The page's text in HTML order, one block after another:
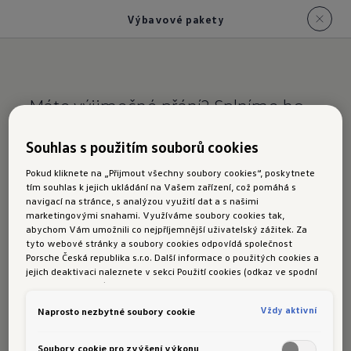
Výbavové pakety
Máte výjimečné přání? Splníme ho
Výbavové pakety
S volitelnou výbavou anašimi volitelnými
výbavovými pakety si budete užívat ještě více
Designový paket Black Style (pro varianty
Souhlas s použitím souborů cookies
Pokud kliknete na „Přijmout všechny soubory cookies“, poskytnete
tím souhlas k jejich ukládání na Vašem zařízení, což pomáhá s
navigací na stránce, s analýzou využití dat a s našimi
marketingovými snahami. Využíváme soubory cookies tak,
abychom Vám umožnili co nejpříjemnější uživatelský zážitek. Za
tyto webové stránky a soubory cookies odpovídá společnost
Porsche Česká republika s.r.o. Další informace o použitých cookies a
jejich deaktivaci naleznete v sekci Použití cookies (odkaz ve spodní
části této stránky).
Naprosto nezbytné soubory cookie Vždy aktivní
Soubory cookie pro zvýšení výkonu